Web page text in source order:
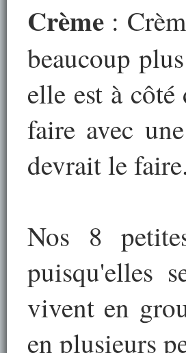
Crème :
beaucoup
elle est à côté
faire avec
devrait le faire.
Nos 8
puisqu'elles
vivent en
en plusieurs